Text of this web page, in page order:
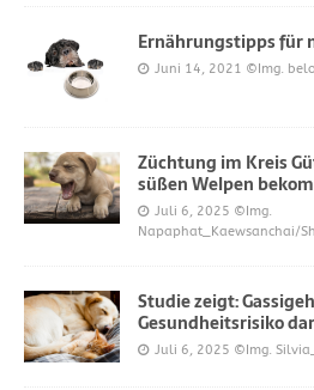
Ernährungstipps für
Juni 14, 2021 ©Img.
Züchtung im Kreis
süßen Welpen
Juli 6, 2025 ©Img.
Napaphat_Kaewsanchai/
Studie zeigt:
Gesundheitsrisiko
Juli 6, 2025 ©Img.